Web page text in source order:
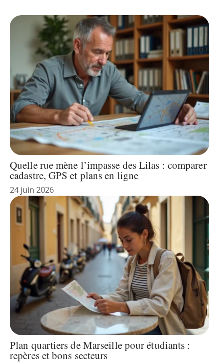
Quelle rue mène l’impasse des Lilas : comparer
cadastre, GPS et plans en ligne
24 juin 2026
Plan quartiers de Marseille pour étudiants :
repères et bons secteurs